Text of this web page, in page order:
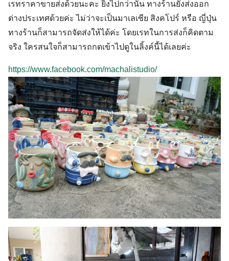
เรทราคาขายส่งด้วยนะคะ ยิ่งไปกว่านั้น ทางร้านยังส่งออก
ต่างประเทศด้วยค่ะ ไม่ว่าจะเป็นมาเลเซีย สิงคโปร์ หรือ ญี่ปุ่น
ทางร้านก็สามารถจัดส่งให้ได้ค่ะ โดยเรทในการส่งก็คิดตาม
จริง ใครสนใจก็สามารถกดเข้าไปดูในลิ้งค์นี้ได้เลยค่ะ
https://www.facebook.com/machalistudio/